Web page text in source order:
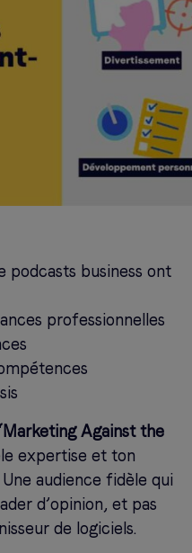
podcasts business ont
professionnelles
Against the
expertise et ton
audience fidèle qui
d’opinion, et pas
de logiciels.